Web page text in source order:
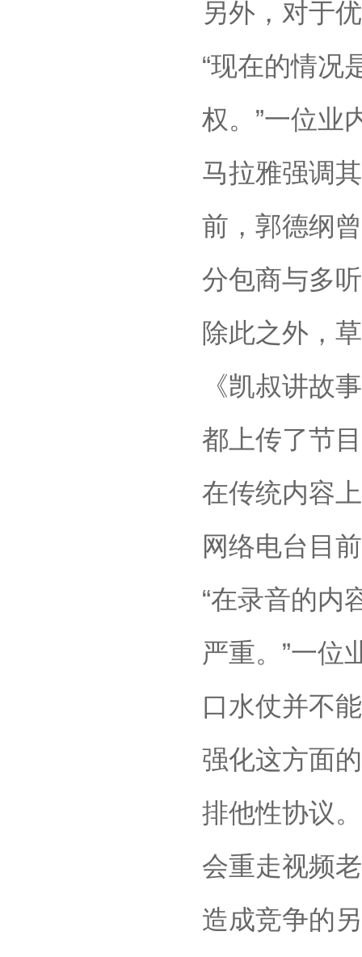
另外，对于
“现在的情况
权。”一位业
马拉雅强调
前，郭德纲
分包商与多
除此之外，
《凯叔讲故
都上传了节
在传统内容
网络电台目
“在录音的内
严重。”一位
口水仗并不
强化这方面
排他性协议。
会重走视频
造成竞争的